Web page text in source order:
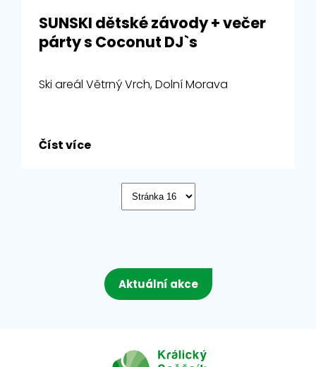
SUNSKI dětské závody + večer
párty s Coconut DJ`s
Ski areál Větrný Vrch, Dolní Morava
Číst více
Aktuální akce